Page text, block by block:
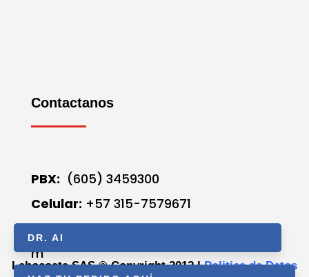
Contactanos
PBX: (605) 3459300
Celular: +57 315-7579671
Correo
electrónico:
m
Labocosta SAS © Copyright 2012 lPolitica de Datos
DR. AI